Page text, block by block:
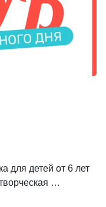
для детей от 6 лет
…